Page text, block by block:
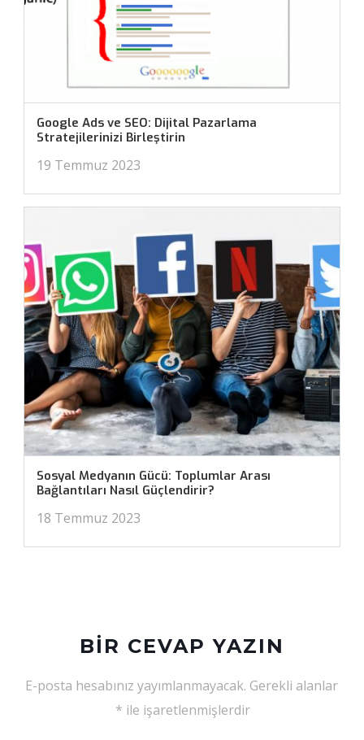
Google Ads ve SEO: Dijital Pazarlama
Stratejilerinizi Birleştirin
19 Temmuz 2023
Sosyal Medyanın Gücü: Toplumlar Arası
Bağlantıları Nasıl Güçlendirir?
18 Temmuz 2023
BIR CEVAP YAZIN
E-posta hesabınız yayımlanmayacak. Gerekli alanlar
* ile işaretlenmişlerdir